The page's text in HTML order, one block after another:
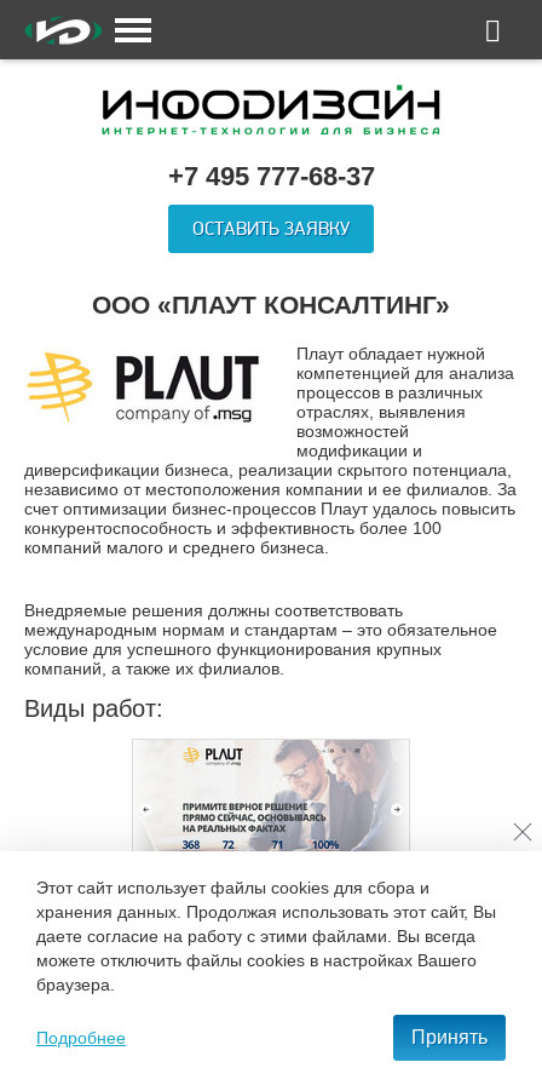
+7 495 777-68-37
ОСТАВИТЬ ЗАЯВКУ
ООО «ПЛАУТ КОНСАЛТИНГ»
Плаут обладает нужной
компетенцией для анализа
процессов в различных
отраслях, выявления
возможностей
модификации и
диверсификации бизнеса, реализации скрытого потенциала,
независимо от местоположения компании и ее филиалов. За
счет оптимизации бизнес-процессов Плаут удалось повысить
конкурентоспособность и эффективность более 100
компаний малого и среднего бизнеса.
Внедряемые решения должны соответствовать
международным нормам и стандартам – это обязательное
условие для успешного функционирования крупных
компаний, а также их филиалов.
Виды работ:
+7 495 777-68-37
Этот сайт использует файлы cookies для сбора и
хранения данных. Продолжая использовать этот сайт, Вы
даете согласие на работу с этими файлами. Вы всегда
можете отключить файлы cookies в настройках Вашего
браузера.
Подробнее Принять